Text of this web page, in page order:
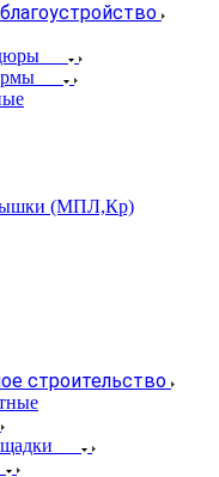
(МПЛ,Кр)
строительство